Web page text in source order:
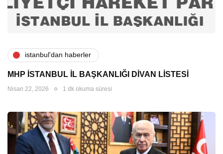
i̇stanbul'dan haberler
MHP İSTANBUL İL BAŞKANLIĞI DİVAN LİSTESİ
Nisan 22, 2026 1 dk okuma süresi